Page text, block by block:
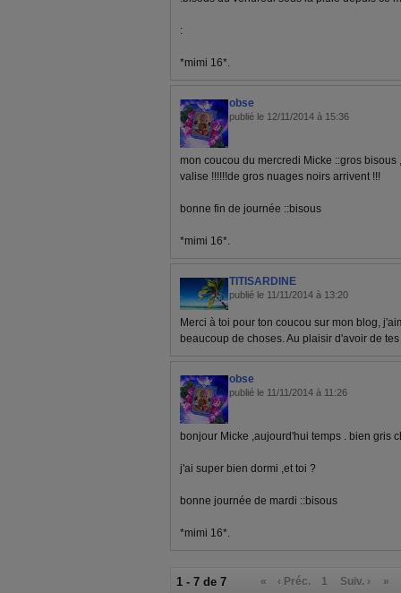
:
*mimi 16*.
obse
publié le 12/11/2014 à 15:36
mon coucou du mercredi Micke ::gros
valise !!!!!!de gros nuages noirs arrivent !!!
bonne fin de journée ::bisous
*mimi 16*.
TITISARDINE
publié le 11/11/2014 à 13:20
Merci à toi pour ton coucou sur mon blog,
beaucoup de choses. Au plaisir d'avoir de
obse
publié le 11/11/2014 à 11:26
bonjour Micke ,aujourd'hui temps . bien gris
j'ai super bien dormi ,et toi ?
bonne journée de mardi ::bisous
*mimi 16*.
1 - 7 de 7 « ‹ Préc. 1 Suiv. › »